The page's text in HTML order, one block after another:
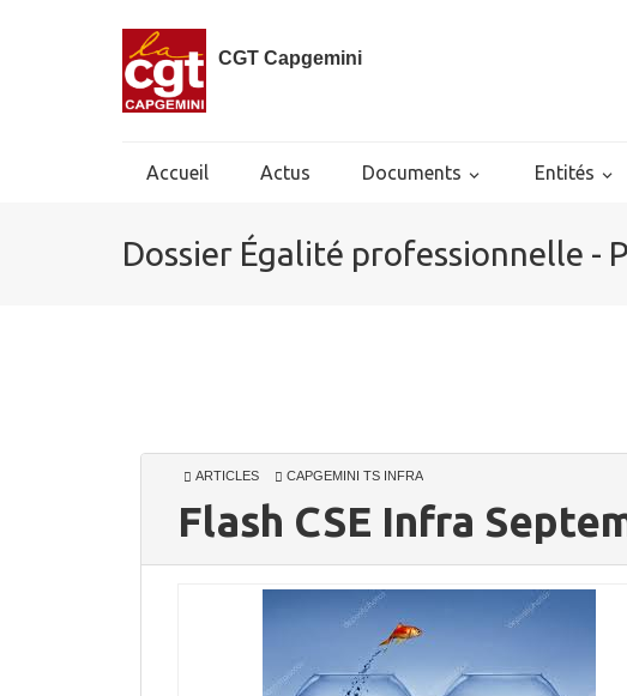
CGT Capgemini
Accueil Actus Documents Entités
Dossier Égalité professionnelle -
ARTICLES CAPGEMINI TS INFRA
Flash CSE Infra